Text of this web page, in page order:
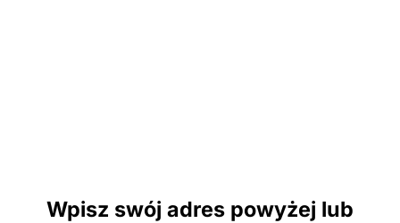
Wpisz swój adres powyżej lub